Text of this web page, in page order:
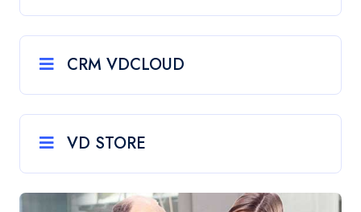
CRM VDCLOUD
VD STORE